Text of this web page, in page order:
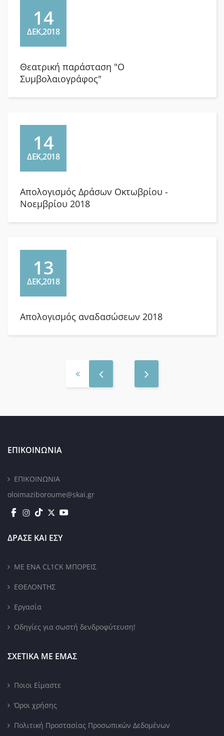
14
ΔΕΚ,2018
Θεατρική παράσταση "Ο
Συμβολαιογράφος"
14
ΔΕΚ,2018
Απολογισμός Δράσων Οκτωβρίου -
Νοεμβρίου 2018
13
ΔΕΚ,2018
Απολογισμός αναδασώσεων 2018
ΕΠΙΚΟΙΝΩΝΙΑ
ΕΠΙΚΟΙΝΩΝΙΑ
oloimaziboroume@skai.gr
ΔΡΑΣΕ ΚΑΙ ΕΣΥ
ΜΕ ΕΝΑ CL1CK ΜΠΟΡΕΙΣ
ΕΘΕΛΟΝΤΗΣ
Εργασία
Οδηγίες για σωστή δενδροφύτευση!
ΣΧΕΤΙΚΑ ΜΕ ΕΜΑΣ
Ποιοι Είμαστε
Όροι χρήσης
Πολιτική Προστασίας Προσωπικών Δεδομένων